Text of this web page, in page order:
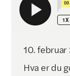
10. februar
Hva er du